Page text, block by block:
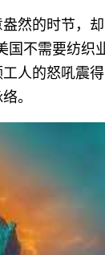
然的时节，
国不需要纺织
人的怒吼震
。